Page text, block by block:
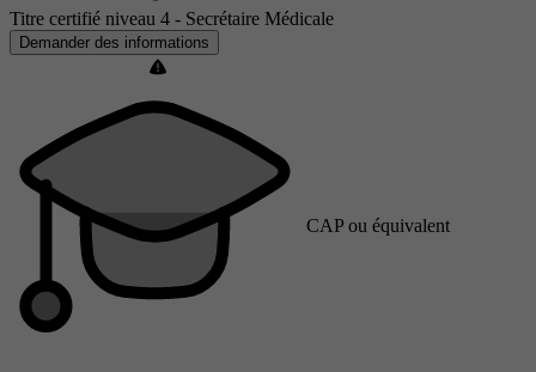
Titre certifié niveau 4 - Secrétaire Médicale
Demander des informations
CAP ou équivalent